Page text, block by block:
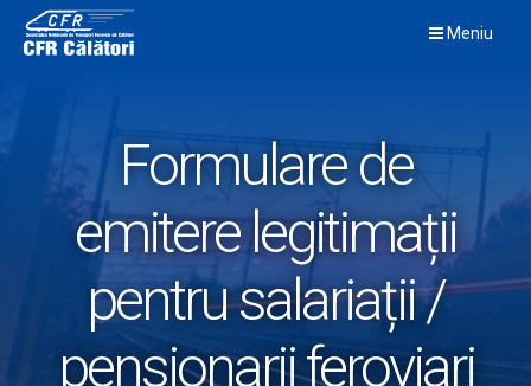
content
Meniu
Formulare de
emitere legitimații
pentru salariații /
pensionarii feroviari